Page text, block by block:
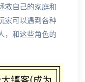
救自己的家庭和
家可以遇到各种
，和这些角色的